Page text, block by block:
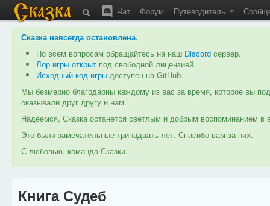
Чат Форум Путеводитель
Сказка навсегда остановлена.
По всем вопросам обращайтесь на наш Discord сервер.
Лор игры открыт под свободной лицензией.
Исходный код игры доступен на GitHub.
Мы безмерно благодарны каждому из вас за время, которое вы
оказывали друг другу и нам.
Надеемся, Сказка останется светлым и добрым воспоминанием
Это были замечательные тринадцать лет. Спасибо вам за них.
С любовью, команда Сказки.
Книга Судеб